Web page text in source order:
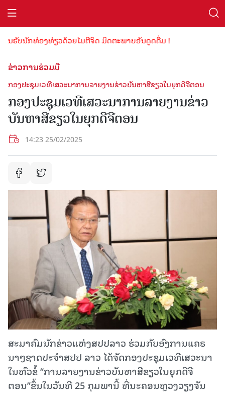
ຮັບນັກທ່ອງທ່ຽວດ້ວຍໄມຕີຈິດ ມິດຕະພາບອັນດູດດື່ມ !
ຂ່າວການຮ່ວມມື
ກອງປະຊຸມເວທີເສວະນາການລາຍງານຂ່າວບັນຫາສີຂຽວໃນຍຸກດີຈີຕອນ
ກອງປະຊຸມເວທີເສວະນາການລາຍງານຂ່າວ
ບັນຫາສີຂຽວໃນຍຸກດີຈີຕອນ
14:23 25/02/2025
ສະມາຄົມນັກຂ່າວແຫ່ງສປປລາວ ຮ່ວມກັບອົງການແຄຣ
ນາໆຊາດປະຈຳສປປ ລາວ ໄດ້ຈັດກອງປະຊຸມເວທີເສວະນາ
ໃນຫົວຂໍ້ “ການລາຍງານຂ່າວບັນຫາສີຂຽວໃນຍຸກດີຈີ
ຕອນ”ຂຶ້ນໃນວັນທີ 25 ກຸມພານີ້ ທີ່ນະຄອນຫຼວງວຽງຈັນ